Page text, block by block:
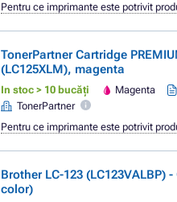
Pentru ce imprimante este potrivit
TonerPartner Cartridge
(LC125XLM), magenta
In stoc > 10 bucăți Magenta
TonerPartner
Pentru ce imprimante este potrivit
Brother LC-123
color)